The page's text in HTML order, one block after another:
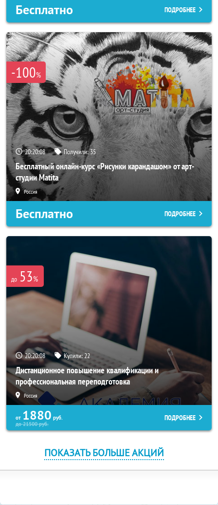
Бесплатно ПОДРОБНЕЕ
-100%
20:20:05 Получили:35
Бесплатный онлайн-курс «Рисунки карандашом» от арт-
студии Matita
Россия
Бесплатно ПОДРОБНЕЕ
до 53%
20:20:05 Купили:22
Дистанционное повышение квалификации и
профессиональная переподготовка
Россия
от 1880 руб.
до21500руб.
ПОДРОБНЕЕ
ПОКАЗАТЬ БОЛЬШЕ АКЦИЙ